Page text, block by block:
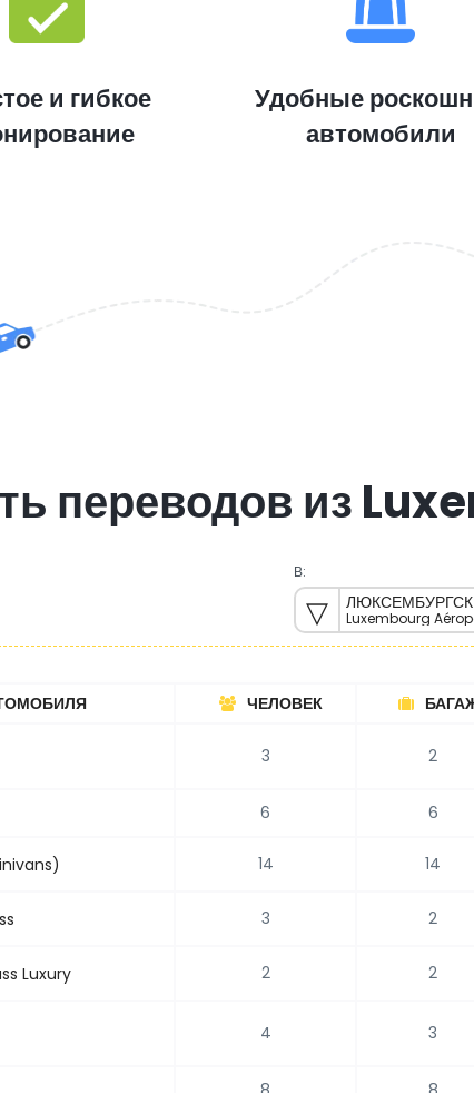
и гибкое
Удобные
автомобили
переводов из
В:
Luxembourg
ЧЕЛОВЕК
3 2
6 6
14 14
3 2
Luxury 2 2
4 3